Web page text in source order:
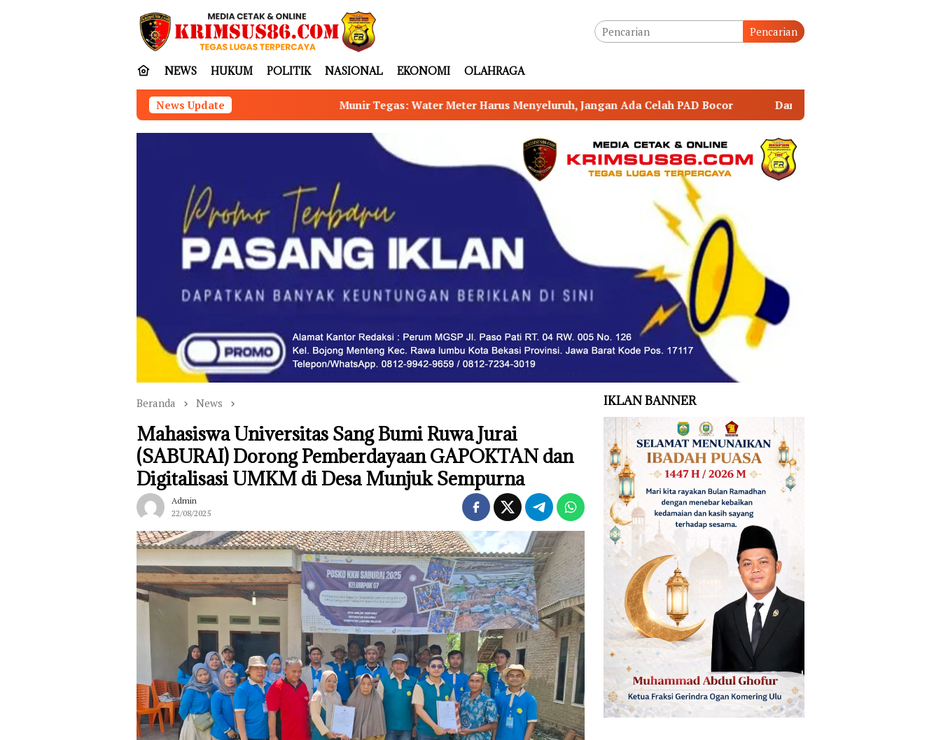
Pencarian
NEWS HUKUM POLITIK NASIONAL EKONOMI OLAHRAGA
News UpdateMunir Tegas: Water Meter Harus Menyeluruh, Jangan Ada Celah PAD Bocor Danrem 043/Gatam Hadiri Ziarah dan Bakti Kesehatan
Beranda News
Mahasiswa Universitas Sang Bumi Ruwa Jurai
(SABURAI) Dorong Pemberdayaan GAPOKTAN dan
Digitalisasi UMKM di Desa Munjuk Sempurna
Admin
22/08/2025
IKLAN BANNER